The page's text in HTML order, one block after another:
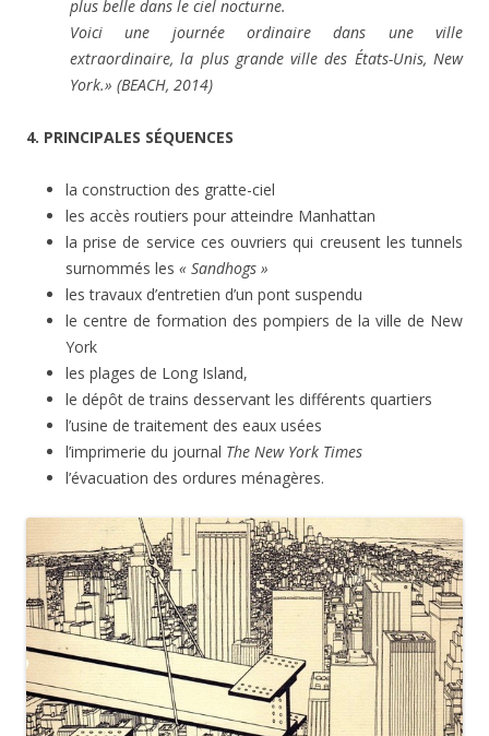
plus belle dans le ciel nocturne.
Voici une journée ordinaire dans une ville
extraordinaire, la plus grande ville des États-Unis, New
York.» (BEACH, 2014)
4. PRINCIPALES SÉQUENCES
la construction des gratte-ciel
les accès routiers pour atteindre Manhattan
la prise de service ces ouvriers qui creusent les tunnels
surnommés les « Sandhogs »
les travaux d’entretien d’un pont suspendu
le centre de formation des pompiers de la ville de New
York
les plages de Long Island,
le dépôt de trains desservant les différents quartiers
l’usine de traitement des eaux usées
l’imprimerie du journal The New York Times
l’évacuation des ordures ménagères.